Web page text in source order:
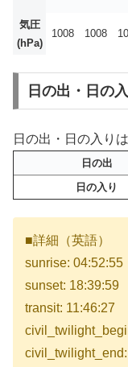
気圧
(hPa)
1008 1008
日の出・日の
日の出・日の入り
日の出
日の入り
■詳細（英語）
sunrise: 04:52:55
sunset: 18:39:59
transit: 11:46:27